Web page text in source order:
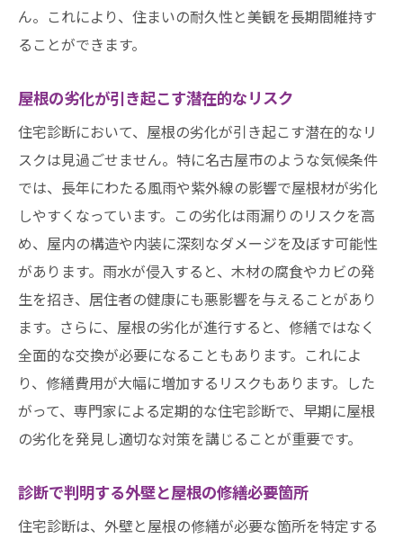
ん。これにより、住まいの耐久性と美観を長期間維持す
ることができます。
屋根の劣化が引き起こす潜在的なリスク
住宅診断において、屋根の劣化が引き起こす潜在的なリ
スクは見過ごせません。特に名古屋市のような気候条件
では、長年にわたる風雨や紫外線の影響で屋根材が劣化
しやすくなっています。この劣化は雨漏りのリスクを高
め、屋内の構造や内装に深刻なダメージを及ぼす可能性
があります。雨水が侵入すると、木材の腐食やカビの発
生を招き、居住者の健康にも悪影響を与えることがあり
ます。さらに、屋根の劣化が進行すると、修繕ではなく
全面的な交換が必要になることもあります。これによ
り、修繕費用が大幅に増加するリスクもあります。した
がって、専門家による定期的な住宅診断で、早期に屋根
の劣化を発見し適切な対策を講じることが重要です。
診断で判明する外壁と屋根の修繕必要箇所
住宅診断は、外壁と屋根の修繕が必要な箇所を特定する